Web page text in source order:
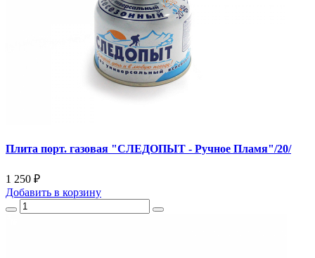
Плита порт. газовая "СЛЕДОПЫТ - Ручное Пламя"/20/
1 250 ₽
Добавить в корзину